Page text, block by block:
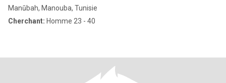
Manūbah, Manouba, Tunisie
Cherchant: Homme 23 - 40